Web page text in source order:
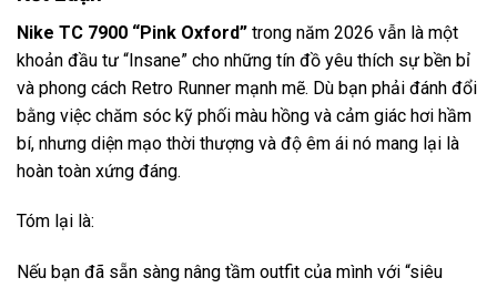
Nike TC 7900 “Pink Oxford” trong năm 2026 vẫn là một
khoản đầu tư “Insane” cho những tín đồ yêu thích sự bền bỉ
và phong cách Retro Runner mạnh mẽ. Dù bạn phải đánh đổi
bằng việc chăm sóc kỹ phối màu hồng và cảm giác hơi hầm
bí, nhưng diện mạo thời thượng và độ êm ái nó mang lại là
hoàn toàn xứng đáng.
Tóm lại là:
Nếu bạn đã sẵn sàng nâng tầm outfit của mình với “siêu